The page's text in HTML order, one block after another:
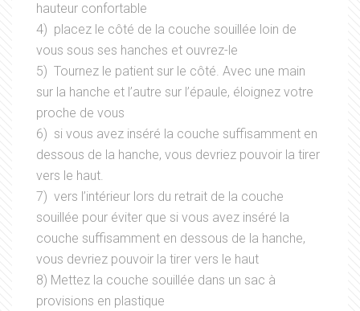
hauteur confortable
4) placez le côté de la couche souillée loin de
vous sous ses hanches et ouvrez-le
5) Tournez le patient sur le côté. Avec une main
sur la hanche et l’autre sur l’épaule, éloignez votre
proche de vous
6) si vous avez inséré la couche suffisamment en
dessous de la hanche, vous devriez pouvoir la tirer
vers le haut.
7) vers l’intérieur lors du retrait de la couche
souillée pour éviter que si vous avez inséré la
couche suffisamment en dessous de la hanche,
vous devriez pouvoir la tirer vers le haut
8) Mettez la couche souillée dans un sac à
provisions en plastique